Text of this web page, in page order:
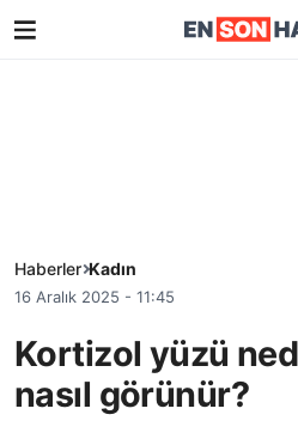
Haberler Kadın
16 Aralık 2025 - 11:45
Kortizol yüzü
nasıl görünür?